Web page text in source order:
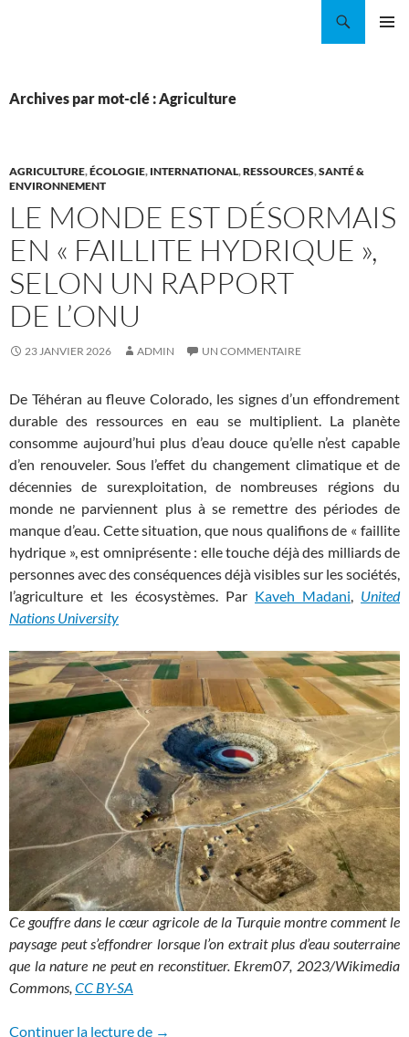
Archives par mot-clé : Agriculture
AGRICULTURE,ÉCOLOGIE, INTERNATIONAL,RESSOURCES,SANTÉ &
ENVIRONNEMENT
LE MONDE EST DÉSORMAIS
EN « FAILLITE HYDRIQUE »,
SELON UN RAPPORT
DE L’ONU
23 JANVIER 2026 ADMIN UN COMMENTAIRE
De Téhéran au fleuve Colorado, les signes d’un effondrement
durable des ressources en eau se multiplient. La planète
consomme aujourd’hui plus d’eau douce qu’elle n’est capable
d’en renouveler. Sous l’effet du changement climatique et de
décennies de surexploitation, de nombreuses régions du
monde ne parviennent plus à se remettre des périodes de
manque d’eau. Cette situation, que nous qualifions de « faillite
hydrique », est omniprésente : elle touche déjà des milliards de
personnes avec des conséquences déjà visibles sur les sociétés,
l’agriculture et les écosystèmes. Par Kaveh Madani, United
Nations University
Ce gouffre dans le cœur agricole de la Turquie montre comment le
paysage peut s’effondrer lorsque l’on extrait plus d’eau souterraine
que la nature ne peut en reconstituer. Ekrem07, 2023/Wikimedia
Commons, CC BY-SA
Continuer la lecture de Le monde est désormais en « faillite
→